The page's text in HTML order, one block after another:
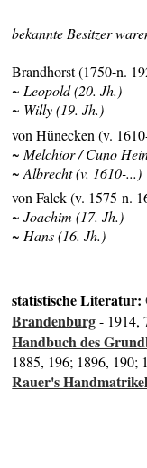
bekannte Besitzer
Brandhorst (1750-n.
~ Leopold (20. Jh.)
~ Willy (19. Jh.)
von Hünecken (v.
~ Melchior / Cuno
~ Albrecht (v. 1610-...)
von Falck (v. 1575-n.
~ Joachim (17. Jh.)
~ Hans (16. Jh.)
statistische Literatur:
Brandenburg- 1914,
Handbuch des
1885, 196; 1896, 190;
Rauer's